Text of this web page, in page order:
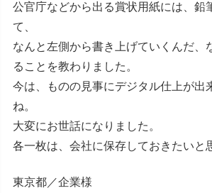
公官庁などから出る賞状用紙には、鉛
て、
なんと左側から書き上げていくんだ、
ることを教わりました。
今は、ものの見事にデジタル仕上が出
ね。
大変にお世話になりました。
各一枚は、会社に保存しておきたいと
東京都／企業様